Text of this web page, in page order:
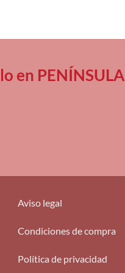
en PENÍNSULA
Aviso legal
Condiciones de compra
Política de privacidad